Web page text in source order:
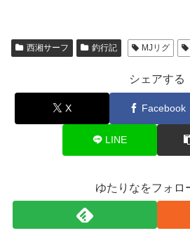
西湘サーフ 釣行記 MJリグ
シェアする
X Facebook
LINE
ゆたりなをフォロ